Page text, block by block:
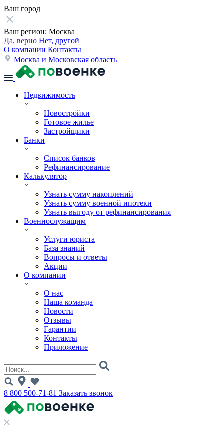
Ваш город
Ваш регион: Москва
Да, верно Нет, другой
О компании Контакты
Москва и Московская область
Недвижимость
Новостройки
Готовое жилье
Застройщики
Банки
Список банков
Рефинансирование
Калькулятор
Узнать сумму накоплений
Узнать сумму военной ипотеки
Узнать выгоду от рефинансирования
Военнослужащим
Услуги юриста
База знаний
Вопросы и ответы
Акции
О компании
О нас
Наша команда
Новости
Отзывы
Гарантии
Контакты
Приложение
8 800 500-71-81 Заказать звонок